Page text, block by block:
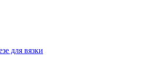
для вязки